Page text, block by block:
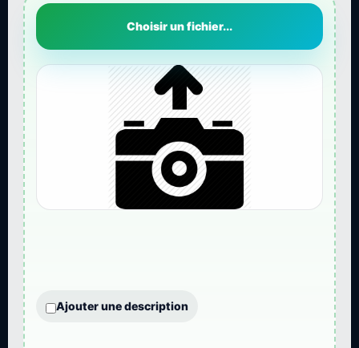
Choisir un fichier...
Ajouter une description